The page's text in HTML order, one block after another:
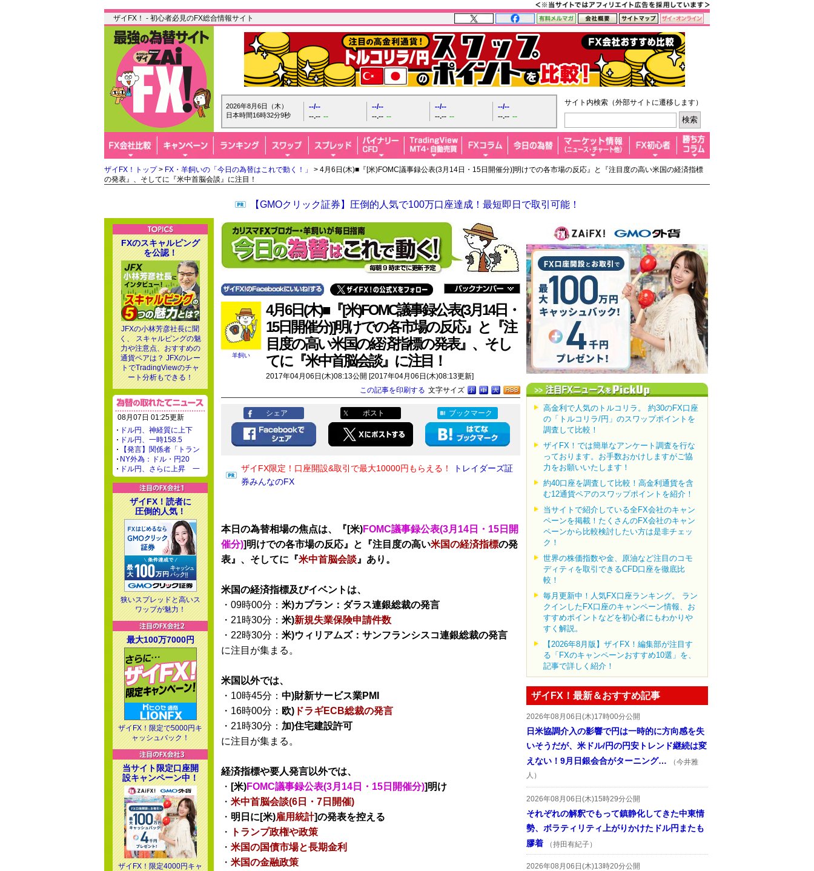
ザイFX！ - 初心者必見のFX総合情報サイト
2026年8月6日（木）
日本時間16時32分10秒
--/--
--.-- --
--/--
--.-- --
--/--
--.-- --
--/--
--.-- --
サイト内検索（外部サイトに遷移します）
ザイFX！トップ> FX・羊飼いの「今日の為替はこれで動く！」
> 4月6日(木)■『[米)FOMC議事録公表(3月14日・15日開催分)]明けでの各市場の反応』と『注目度の高い米国の経済指標
の発表』、そしてに『米中首脳会談』に注目！
【GMOクリック証券】圧倒的人気で100万口座達成！最短即日で取引可能！
羊飼い
4月6日(木)■『[米)FOMC議事録公表(3月14日・
15日開催分)]明けでの各市場の反応』と『注
目度の高い米国の経済指標の発表』、そし
てに『米中首脳会談』に注目！
2017年04月06日(木)08:13公開 [2017年04月06日(木)08:13更新]
文字サイズ
この記事を印刷する
シェア ポスト ブックマーク
ザイFX限定！口座開設&取引で最大10000円もらえる！
トレイダーズ証
券みんなのFX
本日の為替相場の焦点は、『[米)FOMC議事録公表(3月14日・15日開
催分)]明けでの各市場の反応』と『注目度の高い米国の経済指標の発
表』、そしてに『米中首脳会談 』あり。
米国の経済指標及びイベントは、
・09時00分： 米)カプラン：ダラス連銀総裁の発言
・21時30分： 米)新規失業保険申請件数
・22時30分： 米)ウィリアムズ：サンフランシスコ連銀総裁の発言
に注目が集まる。
米国以外では、
・10時45分： 中)財新サービス業PMI
・16時00分： 欧) ドラギECB総裁の発言
・21時30分： 加)住宅建設許可
に注目が集まる。
経済指標や要人発言以外では、
・ [米)FOMC議事録公表(3月14日・15日開催分)]明け
・ 米中首脳会談(6日・7日開催)
・ 明日に[米)雇用統計]の発表を控える
・
トランプ政権や政策
・ 米国の国債市場と長期金利
・ 米国の金融政策
高金利で人気のトルコリラ。 約30のFX口座
の「トルコリラ/円」のスワップポイントを
調査して比較！
ザイFX！では簡単なアンケート調査を行な
っております。お手数おかけしますがご協
力をお願いいたします！
約40口座を調査して比較！高金利通貨を含
む12通貨ペアのスワップポイントを紹介！
当サイトで紹介している全FX会社のキャン
ペーンを掲載！たくさんのFX会社のキャン
ペーンから比較検討したい方は是非チェッ
ク！
世界の株価指数や金、原油など注目のコモ
ディティを取引できるCFD口座を徹底比
較！
毎月更新中！人気FX口座ランキング。 ラン
クインしたFX口座のキャンペーン情報、お
すすめポイントなどを初心者にもわかりや
すく解説。
【2026年8月版】ザイFX！編集部が注目す
る「FXのキャンペーンおすすめ10選」を、
記事で詳しく紹介！
ザイFX！最新＆おすすめ記事
2026年08月06日(木)17時00分公開
日米協調介入の影響で円は一時的に方向感を失
いそうだが、米ドル/円の円安トレンド継続は変
えない！9月日銀会合がターニング…
（今井雅
人）
2026年08月06日(木)15時29分公開
それぞれの解釈でもって鎮静化してきた中東情
勢、ボラティリティ上がりかけたドル円またも
膠着
（持田有紀子）
2026年08月06日(木)13時20分公開
FXのスキャルピング
を公認！
JFXの小林芳彦社長に聞
く、 スキャルピングの魅
力や注意点、おすすめの
通貨ペアは？ JFXのレー
トでTradingViewのチャ
ート分析もできる！
08月07日 01:25更新
ドル円、神経質に上下
ドル円、一時158.5
【発言】関係者「トラン
NY外為：ドル・円20
ドル円、さらに上昇 一
ザイFX！読者に
圧倒的人気！
狭いスプレッドと高いス
ワップが魅力！
最大100万7000円
ザイFX！限定で5000円キ
ャッシュバック！
当サイト限定口座開
設キャンペーン中！
ザイFX！限定4000円キャ